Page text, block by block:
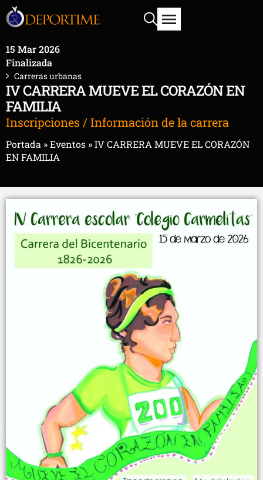
15 Mar 2026
Finalizada
Carreras urbanas
IV CARRERA MUEVE EL CORAZÓN EN
FAMILIA
Inscripciones / Información de la carrera
Portada »Eventos »IV CARRERA MUEVE EL CORAZÓN
EN FAMILIA